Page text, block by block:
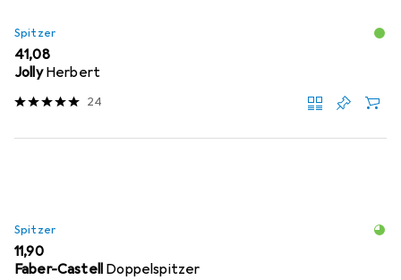
Spitzer
EUR
41,08
Jolly Herbert
24
Spitzer
EUR
11,90
Faber-Castell Doppelspitzer